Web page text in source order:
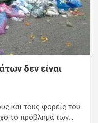
δεν είναι
και τους φορείς του
το πρόβλημα των…